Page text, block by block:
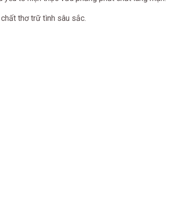
thơ trữ tình sâu sắc.